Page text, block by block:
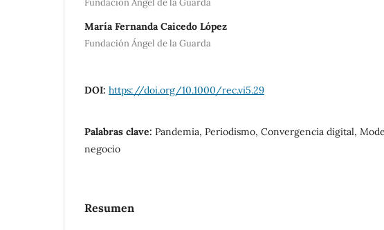
María Fernanda Caicedo López
Fundación Ángel de la Guarda
DOI: https://doi.org/10.1000/rec.vi5.29
Palabras clave: Pandemia, Periodismo, Convergencia digital,
negocio
Resumen